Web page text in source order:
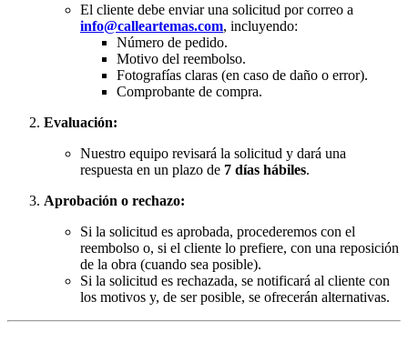
El cliente debe enviar una solicitud por correo a
info@calleartemas.com, incluyendo:
Número de pedido.
Motivo del reembolso.
Fotografías claras (en caso de daño o error).
Comprobante de compra.
Evaluación:
Nuestro equipo revisará la solicitud y dará una
respuesta en un plazo de 7 días hábiles.
Aprobación o rechazo:
Si la solicitud es aprobada, procederemos con el
reembolso o, si el cliente lo prefiere, con una reposición
de la obra (cuando sea posible).
Si la solicitud es rechazada, se notificará al cliente con
los motivos y, de ser posible, se ofrecerán alternativas.